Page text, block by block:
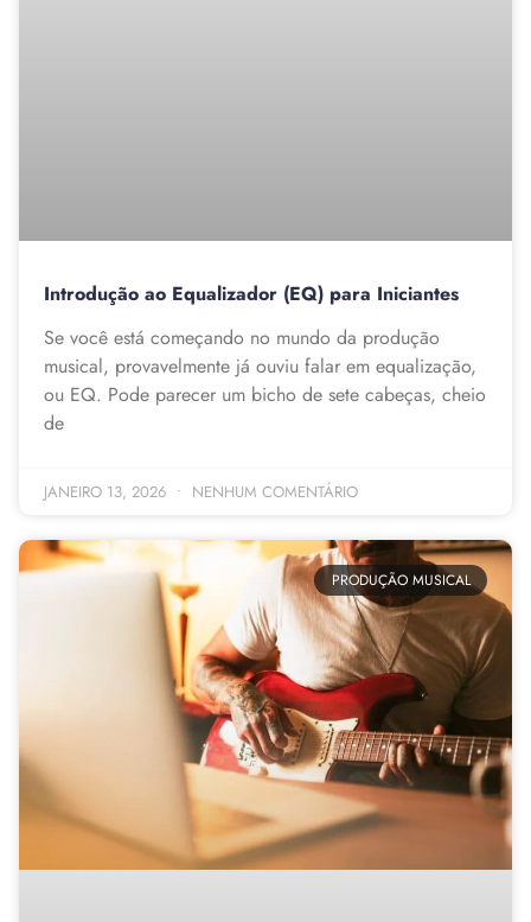
Introdução ao Equalizador (EQ) para Iniciantes
Se você está começando no mundo da produção
musical, provavelmente já ouviu falar em equalização,
ou EQ. Pode parecer um bicho de sete cabeças, cheio
de
JANEIRO 13, 2026 NENHUM COMENTÁRIO
PRODUÇÃO MUSICAL